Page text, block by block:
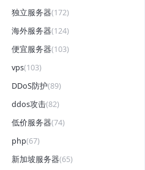
独立服务器(172)
海外服务器(124)
便宜服务器(103)
vps(103)
DDoS防护(89)
ddos攻击(82)
低价服务器(74)
php(67)
新加坡服务器(65)